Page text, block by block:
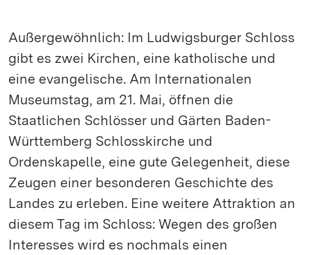
Außergewöhnlich: Im Ludwigsburger Schloss
gibt es zwei Kirchen, eine katholische und
eine evangelische. Am Internationalen
Museumstag, am 21. Mai, öffnen die
Staatlichen Schlösser und Gärten Baden-
Württemberg Schlosskirche und
Ordenskapelle, eine gute Gelegenheit, diese
Zeugen einer besonderen Geschichte des
Landes zu erleben. Eine weitere Attraktion an
diesem Tag im Schloss: Wegen des großen
Interesses wird es nochmals einen